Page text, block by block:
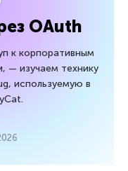
OAuth
к корпоративным
— изучаем технику
используемую в